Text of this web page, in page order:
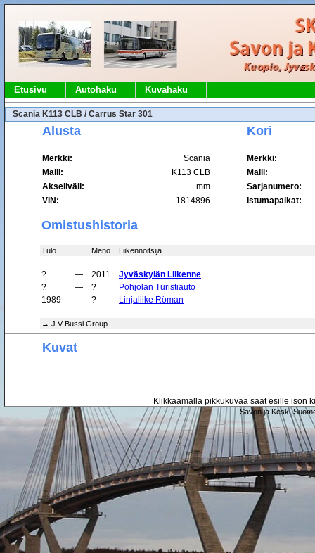
Etusivu Autohaku Kuvahaku
Scania K113 CLB / Carrus Star 301
Alusta Kori
Merkki: Scania
Merkki:
Malli:
K113 CLB
Malli:
Akseliväli:
mm
Sarjanumero:
VIN:
1814896 Istumapaikat:
Omistushistoria
Tulo Meno Liikennöitsijä
? — 2011
Jyväskylän Liikenne
?
— ?
Pohjolan Turistiauto
1989
— ? Linjaliike Röman
→ J.V Bussi Group
Kuvat
Klikkaamalla pikkukuvaa saat esille ison
Savon ja Keski-